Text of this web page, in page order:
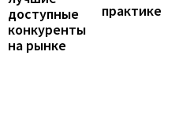
доступные
конкуренты
на рынке
практике